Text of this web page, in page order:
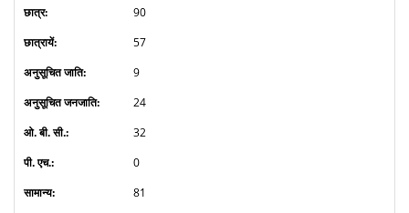
90
57
9
24
32
0
81